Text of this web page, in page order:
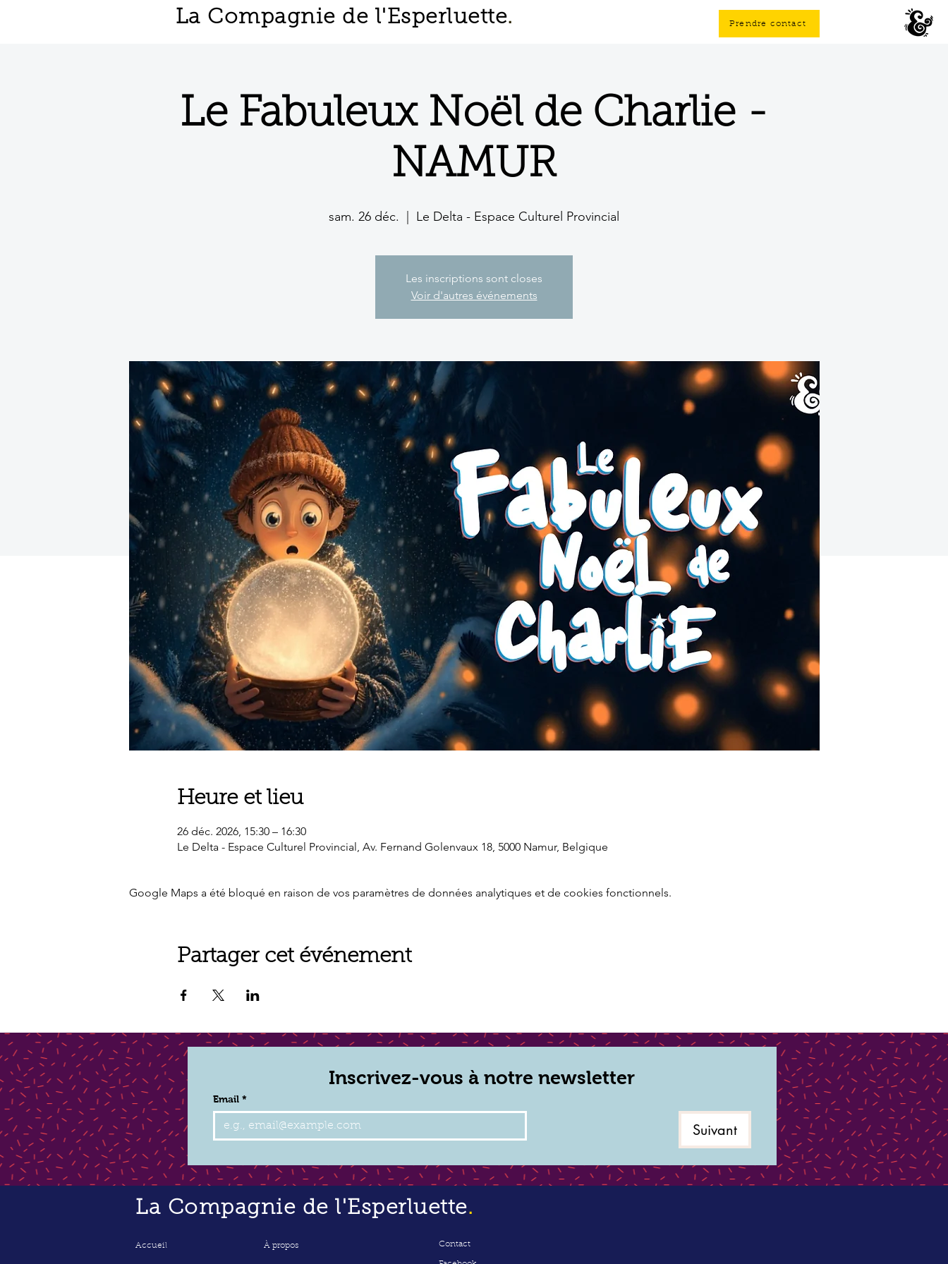
La Compagnie de l'Esperluette. Prendre contact
Le Fabuleux Noël de Charlie -
NAMUR
sam. 26 déc. Le Delta - Espace Culturel Provincial
Les inscriptions sont closes
Voir d'autres événements
Heure et lieu
26 déc. 2026, 15:30 – 16:30
Le Delta - Espace Culturel Provincial, Av. Fernand Golenvaux 18, 5000 Namur, Belgique
Google Maps a été bloqué en raison de vos paramètres de données analytiques et de cookies fonctionnels.
Partager cet événement
Inscrivez-vous à notre newsletter
Email *
Suivant
La Compagnie de l'Esperluette.
Accueil À propos Contact